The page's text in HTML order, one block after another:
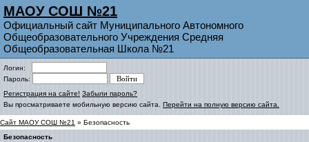
МАОУ СОШ №21
Официальный сайт Муниципального Автономного
Общеобразовательного Учреждения Средняя
Общеобразовательная Школа №21
Логин:
Пароль:
Регистрация на сайте! Забыли пароль?
Вы просматриваете мобильную версию сайта. Перейти на полную версию сайта.
Сайт МАОУ СОШ №21 » Безопасность
Безопасность